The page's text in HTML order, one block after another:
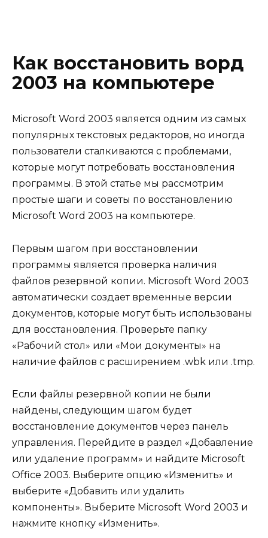
Как восстановить ворд
2003 на компьютере
Microsoft Word 2003 является одним из самых
популярных текстовых редакторов, но иногда
пользователи сталкиваются с проблемами,
которые могут потребовать восстановления
программы. В этой статье мы рассмотрим
простые шаги и советы по восстановлению
Microsoft Word 2003 на компьютере.
Первым шагом при восстановлении
программы является проверка наличия
файлов резервной копии. Microsoft Word 2003
автоматически создает временные версии
документов, которые могут быть использованы
для восстановления. Проверьте папку
«Рабочий стол» или «Мои документы» на
наличие файлов с расширением .wbk или .tmp.
Если файлы резервной копии не были
найдены, следующим шагом будет
восстановление документов через панель
управления. Перейдите в раздел «Добавление
или удаление программ» и найдите Microsoft
Office 2003. Выберите опцию «Изменить» и
выберите «Добавить или удалить
компоненты». Выберите Microsoft Word 2003 и
нажмите кнопку «Изменить».